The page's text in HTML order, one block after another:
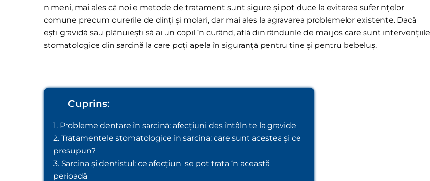
nimeni, mai ales că noile metode de tratament sunt sigure și pot duce la evitarea suferințelor
comune precum durerile de dinți și molari, dar mai ales la agravarea problemelor existente. Dacă
ești gravidă sau plănuiești să ai un copil în curând, află din rândurile de mai jos care sunt intervențiile
stomatologice din sarcină la care poți apela în siguranță pentru tine și pentru bebeluș.
Cuprins:
1. Probleme dentare în sarcină: afecțiuni des întâlnite la gravide
2. Tratamentele stomatologice în sarcină: care sunt acestea și ce
presupun?
3. Sarcina și dentistul: ce afecțiuni se pot trata în această
perioadă